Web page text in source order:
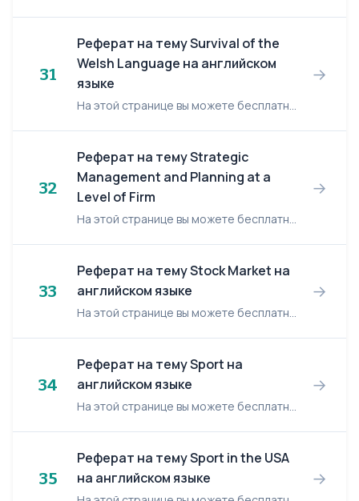
31
Реферат на тему Survival of the
Welsh Language на английском
языке
На этой странице вы можете бесплатно читать реферат на английском языке: Survival of the Welsh Language. Survival of the Welsh Language Survival of the Welsh Language: Part I It is t...
→
32
Реферат на тему Strategic
Management and Planning at a
Level of Firm
На этой странице вы можете бесплатно читать реферат на английском языке: Strategic Management and Planning at a Level of Firm. Strategic Management and Planning at a Level of Firm The PLAN...
→
33
Реферат на тему Stock Market на
английском языке
На этой странице вы можете бесплатно читать реферат на английском языке: Stock Market. Stock Market Contents 1. Market place 2. Trading on the stock exchange floor ...
→
34
Реферат на тему Sport на
английском языке
На этой странице вы можете бесплатно читать реферат на английском языке: Sport. Sport Sport holds an important place in our life. When we listen to the radio in the morning, we can alwa...
→
35
Реферат на тему Sport in the USA
на английском языке
→